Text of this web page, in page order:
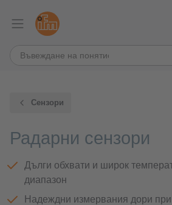
Сензори
Радарни сензори
Дълги обхвати и широк
диапазон
Надеждни измервания дори